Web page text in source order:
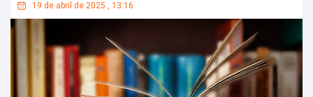
19 de abril de 2025 , 13:16